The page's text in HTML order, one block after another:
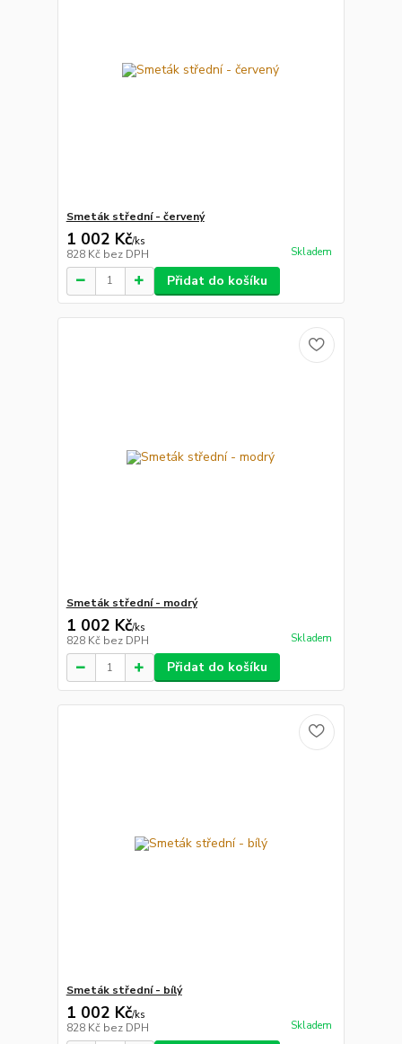
Smeták střední - červený
1 002 Kč/ks
828 Kč bez DPH Skladem
Přidat do košíku
Smeták střední - modrý
1 002 Kč/ks
828 Kč bez DPH Skladem
Přidat do košíku
Smeták střední - bílý
1 002 Kč/ks
828 Kč bez DPH Skladem